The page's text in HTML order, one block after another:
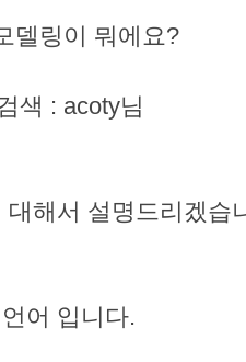
델링이 뭐에요?
색 : acoty님
대해서 설명드리겠습
어 입니다.